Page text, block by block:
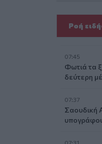
Ροή
07:45
Φωτιά τα
δεύτερη
07:37
Σαουδική
07:31